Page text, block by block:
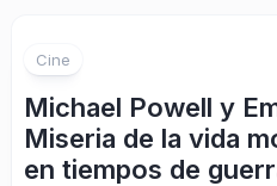
Cine
Michael Powell y
Miseria de la vida
en tiempos de